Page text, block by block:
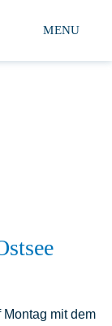
club Bonn
MENU
mit dem